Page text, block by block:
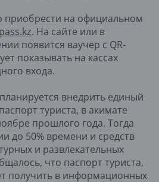
на официальном
. На сайте или в
появится ваучер с QR-
показывать на кассах
входа.
внедрить единый
туриста, в акимате
прошлого года. Тогда
до 50% времени и средств
и развлекательных
что паспорт туриста,
получить в информационных